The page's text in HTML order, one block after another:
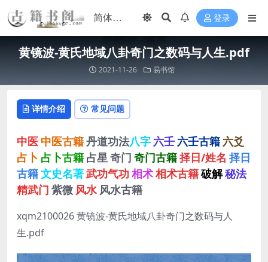
登录
黄镜波-黄氏地域八卦奇门之数码与人生.pdf
2021-11-26 易书馆
详情介绍 常见问题
中医 中医古籍丹道功法八字 六壬 六壬古籍 六爻
占卜 占卜古籍 占星 奇门 奇门古籍择日/姓名 择日
古籍文史名著武功气功 相术相术古籍破解秘法
精武门 紫微 风水 风水古籍
xqm2100026 黄镜波-黄氏地域八卦奇门之数码与人
生.pdf